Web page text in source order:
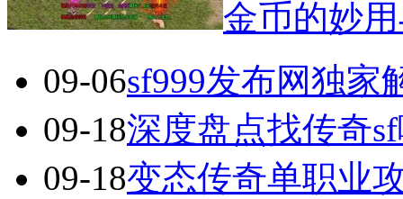
金币的妙
09-06sf999发布网独家
09-18深度盘点找传奇
09-18变态传奇单职业